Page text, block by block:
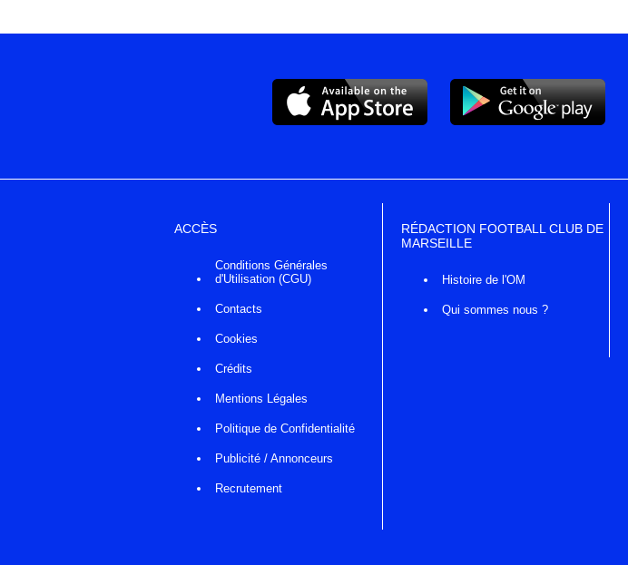
ACCÈS
Conditions Générales
d'Utilisation (CGU)
Contacts
Cookies
Crédits
Mentions Légales
Politique de Confidentialité
Publicité / Annonceurs
Recrutement
RÉDACTION FOOTBALL CLUB DE
MARSEILLE
Histoire de l'OM
Qui sommes nous ?